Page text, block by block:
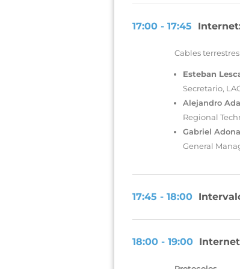
17:00 - 17:45
Cables
Esteban
Secretario,
Alejandro
Regional
Gabriel
General
17:45 - 18:00
18:00 - 19:00